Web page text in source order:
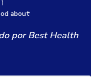
about
por Best Health